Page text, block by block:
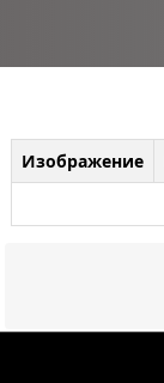
Изображение